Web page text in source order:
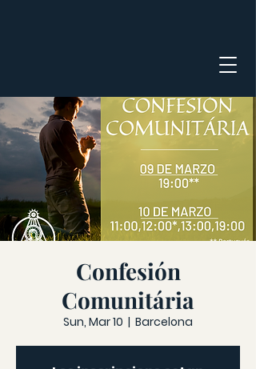
Confesión
Comunitária
Sun, Mar 10
  |
Barcelona